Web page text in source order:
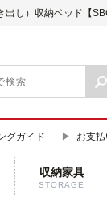
し）収納ベッド【
グガイド お支
収納家具
STORAGE